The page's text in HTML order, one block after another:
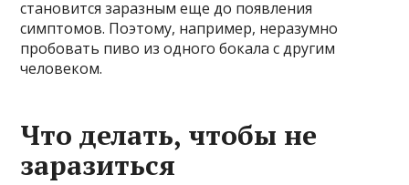
становится заразным еще до появления
симптомов. Поэтому, например, неразумно
пробовать пиво из одного бокала с другим
человеком.
Что делать, чтобы не
заразиться